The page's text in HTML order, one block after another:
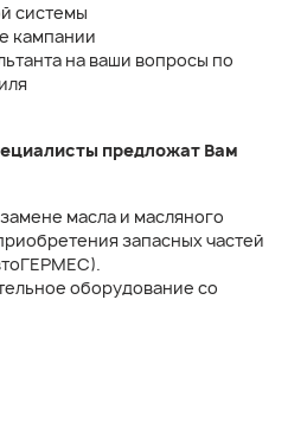
системы
кампании
на ваши вопросы по
предложат Вам
масла и масляного
запасных частей
оборудование со